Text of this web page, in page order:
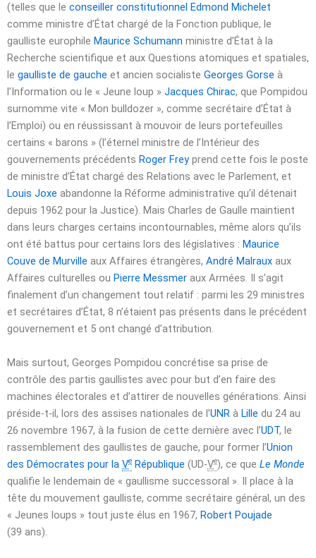
(telles que le conseiller constitutionnel Edmond Michelet
comme ministre d’État chargé de la Fonction publique, le
gaulliste europhile Maurice Schumann ministre d’État à la
Recherche scientifique et aux Questions atomiques et spatiales,
le gaulliste de gauche et ancien socialiste Georges Gorse à
l’Information ou le « Jeune loup » Jacques Chirac, que Pompidou
surnomme vite « Mon bulldozer », comme secrétaire d’État à
l’Emploi) ou en réussissant à mouvoir de leurs portefeuilles
certains « barons » (l’éternel ministre de l’Intérieur des
gouvernements précédents Roger Frey prend cette fois le poste
de ministre d’État chargé des Relations avec le Parlement, et
Louis Joxe abandonne la Réforme administrative qu’il détenait
depuis 1962 pour la Justice). Mais Charles de Gaulle maintient
dans leurs charges certains incontournables, même alors qu’ils
ont été battus pour certains lors des législatives : Maurice
Couve de Murville aux Affaires étrangères, André Malraux aux
Affaires culturelles ou Pierre Messmer aux Armées. Il s’agit
finalement d’un changement tout relatif : parmi les 29 ministres
et secrétaires d’État, 8 n’étaient pas présents dans le précédent
gouvernement et 5 ont changé d’attribution.
Mais surtout, Georges Pompidou concrétise sa prise de
contrôle des partis gaullistes avec pour but d’en faire des
machines électorales et d’attirer de nouvelles générations. Ainsi
préside-t-il, lors des assises nationales de l’UNR à Lille du 24 au
26 novembre 1967, à la fusion de cette dernière avec l’UDT, le
rassemblement des gaullistes de gauche, pour former l’Union
des Démocrates pour la Ve République (UD-Ve), ce que Le Monde
qualifie le lendemain de « gaullisme successoral ». Il place à la
tête du mouvement gaulliste, comme secrétaire général, un des
« Jeunes loups » tout juste élus en 1967, Robert Poujade
(39 ans).